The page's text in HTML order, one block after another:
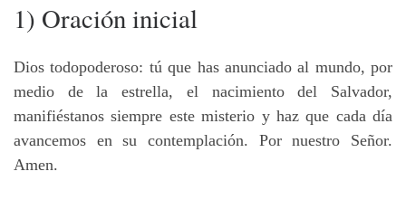
1) Oración inicial
Dios todopoderoso: tú que has anunciado al mundo, por
medio de la estrella, el nacimiento del Salvador,
manifiéstanos siempre este misterio y haz que cada día
avancemos en su contemplación. Por nuestro Señor.
Amen.